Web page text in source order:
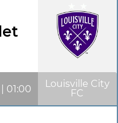
01:00
Louisville City
FC